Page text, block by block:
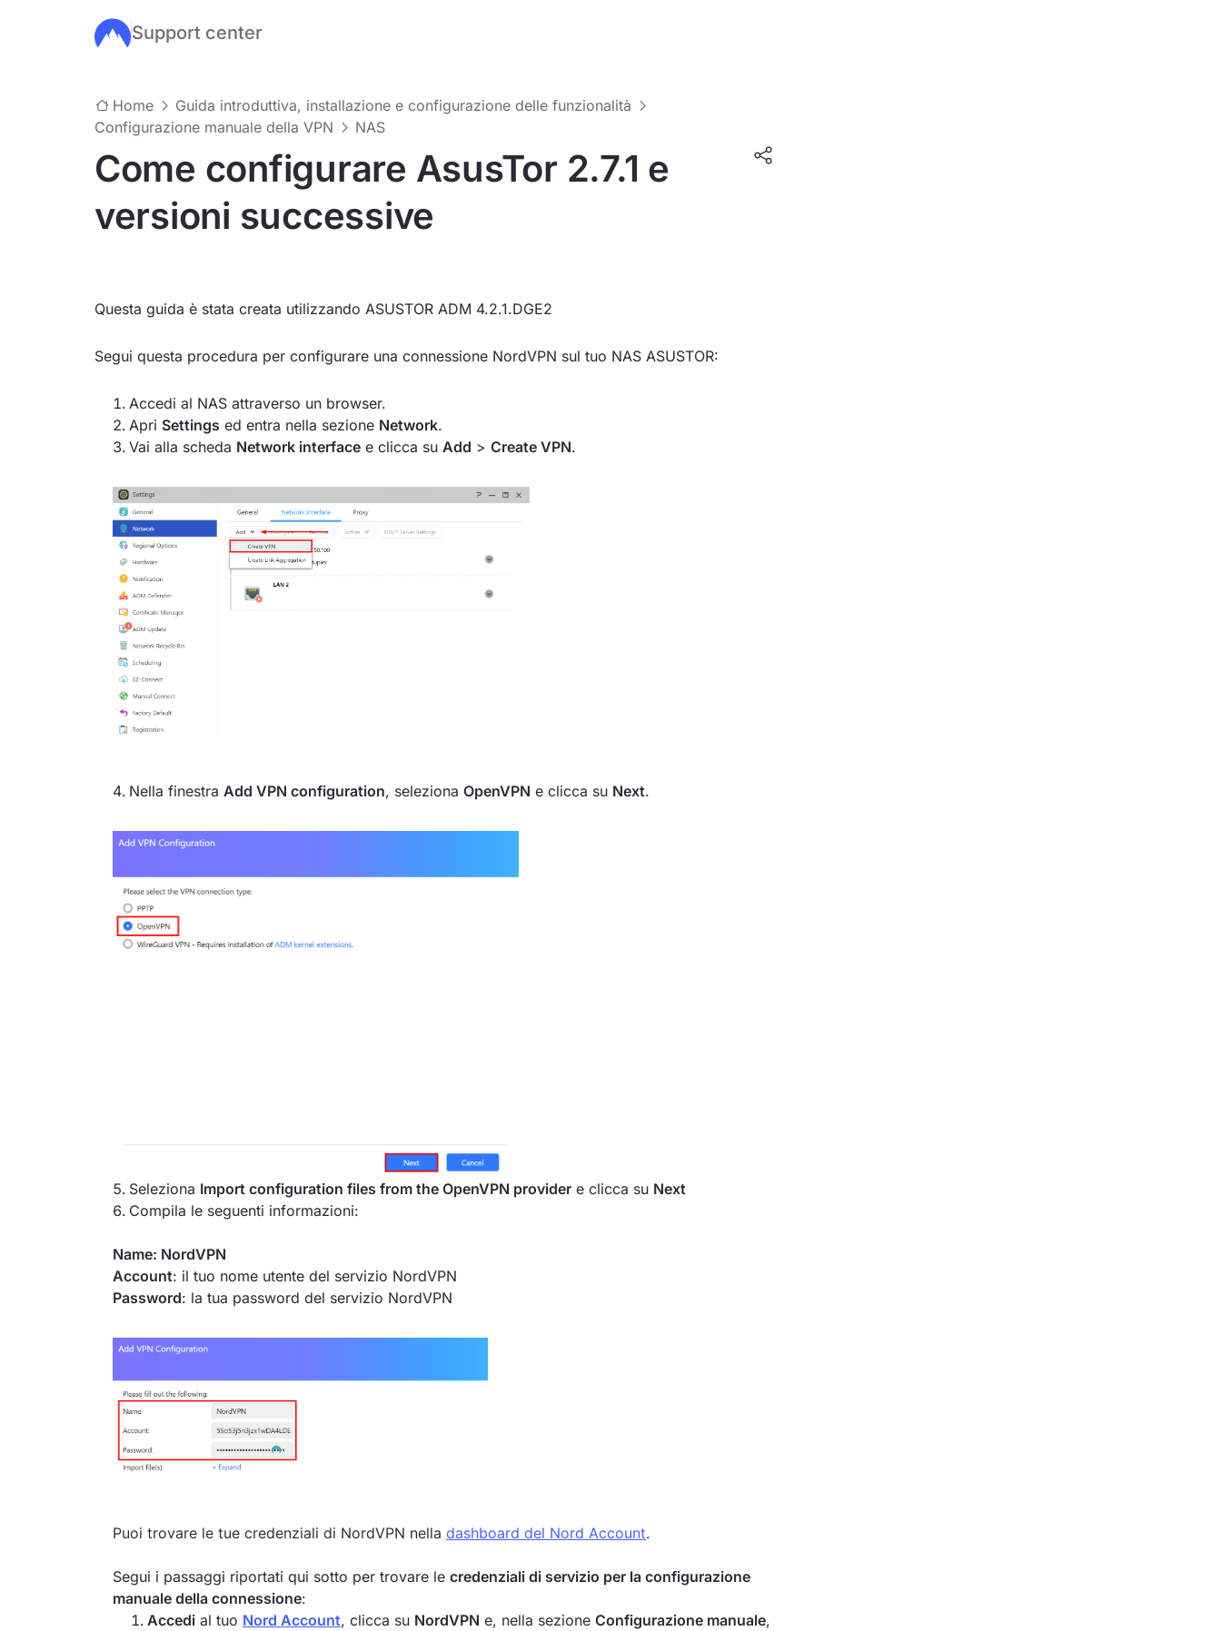
Salta al contenuto principale
Support center
Home
Guida introduttiva, installazione e configurazione delle funzionalità
Configurazione manuale della VPN
NAS
Come configurare AsusTor 2.7.1 e
versioni successive
Questa guida è stata creata utilizzando ASUSTOR ADM 4.2.1.DGE2
Segui questa procedura per configurare una connessione NordVPN sul tuo NAS ASUSTOR:
Accedi al NAS attraverso un browser.
Apri Settings ed entra nella sezione Network.
Vai alla scheda Network interface e clicca su Add > Create VPN.
Nella finestra Add VPN configuration, seleziona OpenVPN e clicca su Next.
Seleziona Import configuration files from the OpenVPN provider e clicca su Next
Compila le seguenti informazioni:
Name: NordVPN
Account: il tuo nome utente del servizio NordVPN
Password: la tua password del servizio NordVPN
Puoi trovare le tue credenziali di NordVPN nella dashboard del Nord Account.
Segui i passaggi riportati qui sotto per trovare le credenziali di servizio per la configurazione
manuale della connessione:
Accedi al tuo Nord Account, clicca su NordVPN e, nella sezione Configurazione manuale,